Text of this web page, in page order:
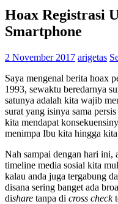
Hoax Registrasi
Smartphone
2 November 2017 arigetas
Saya mengenal berita hoax
1993, sewaktu beredarnya
satunya adalah kita wajib
surat yang isinya sama
kita mendapat
menimpa Ibu kita hingga
Nah sampai dengan hari ini,
timeline media sosial kita
kalau anda juga tergabung
disana sering banget ada
dishare tanpa di cross check